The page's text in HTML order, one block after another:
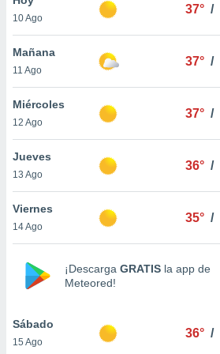
en
más
nuestra
de
aceptar
de
10 Ago
37° /
Mañana
11 Ago
37° /
Miércoles
12 Ago
37° /
Jueves
13 Ago
36° /
Viernes
14 Ago
35° /
¡Descarga GRATIS la app de
Meteored!
Sábado
15 Ago
36° /